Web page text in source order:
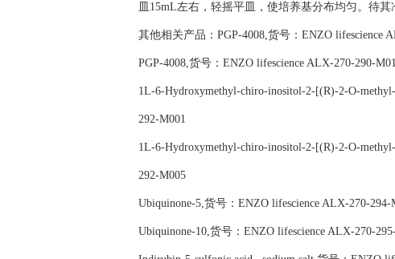
皿15mL左右，轻摇平皿，使培养基分布均匀。待
其他相关产品：PGP-4008,货号：ENZO lifescience
PGP-4008,货号：ENZO lifescience ALX-270-290-
1L-6-Hydroxymethyl-chiro-inositol-2-[(R)-2-O-
292-M001
1L-6-Hydroxymethyl-chiro-inositol-2-[(R)-2-O-
292-M005
Ubiquinone-5,货号：ENZO lifescience ALX-270-294-
Ubiquinone-10,货号：ENZO lifescience ALX-270-